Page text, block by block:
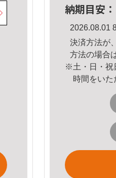
納期目安：
2026.08.01
決済方法が
方法の場合
※土・日・祝
時間をいた